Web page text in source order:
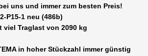
uns und immer zum besten Preis!
P15-1 neu (486b)
viel Traglast von 2090 kg
in hoher Stückzahl immer günstig